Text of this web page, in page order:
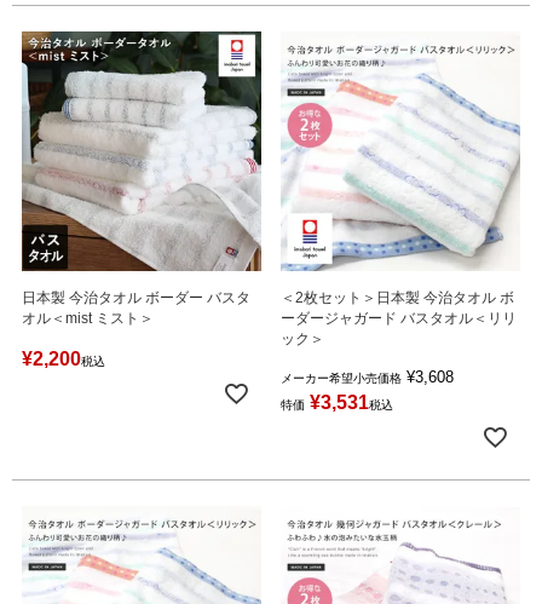
日本製 今治タオル ボーダー バスタ
オル＜mist ミスト＞
¥2,200税込
＜2枚セット＞日本製 今治タオル ボ
ーダージャガード バスタオル＜リリ
ック＞
メーカー希望小売価格 ¥3,608
特価 ¥3,531税込